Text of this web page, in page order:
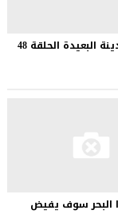
البعيدة الحلقة 48
سوف يفيض